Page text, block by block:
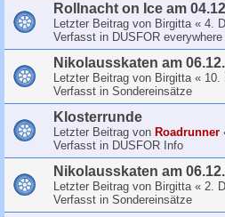
Rollnacht on Ice am
Letzter Beitrag von Birgitta« 4.
Verfasst in DUSFOR everywhere
Nikolausskaten am
Letzter Beitrag von Birgitta« 10.
Verfasst in Sondereinsätze
Klosterrunde
Letzter Beitrag von Roadrunner
Verfasst in DUSFOR Info
Nikolausskaten am
Letzter Beitrag von Birgitta« 2.
Verfasst in Sondereinsätze